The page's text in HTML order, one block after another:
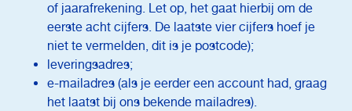
of jaarafrekening. Let op, het gaat hierbij om de
eerste acht cijfers. De laatste vier cijfers hoef je
niet te vermelden, dit is je postcode);
leveringsadres;
e-mailadres (als je eerder een account had, graag
het laatst bij ons bekende mailadres).